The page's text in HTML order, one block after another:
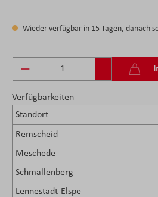
Wieder verfügbar in 15 Tagen, danach
Produkt Anzahl: Gib den
Verfügbarkeiten
Standort
Remscheid
Meschede
Schmallenberg
Lennestadt-Elspe